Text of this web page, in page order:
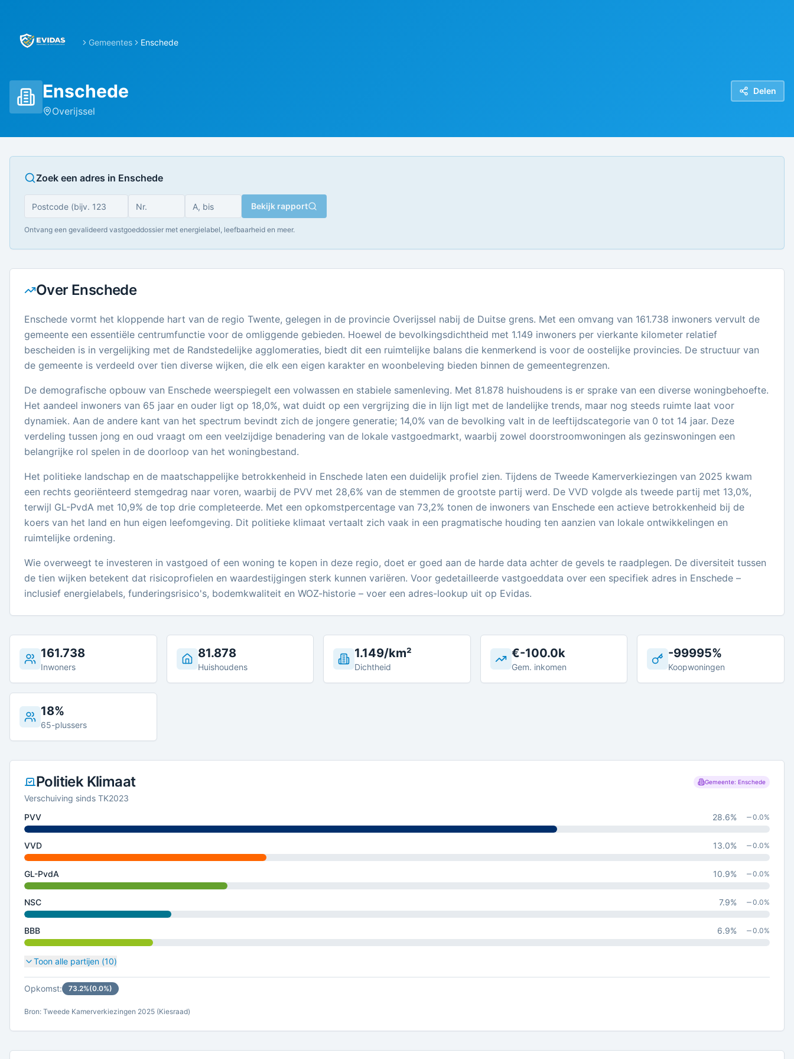
Gemeentes Enschede
Enschede
Overijssel
Delen
Zoek een adres in Enschede
Bekijk rapport
Ontvang een gevalideerd vastgoeddossier met energielabel, leefbaarheid en meer.
Over Enschede
Enschede vormt het kloppende hart van de regio Twente, gelegen in de provincie Overijssel nabij de Duitse grens. Met een omvang van 161.738 inwoners vervult de
gemeente een essentiële centrumfunctie voor de omliggende gebieden. Hoewel de bevolkingsdichtheid met 1.149 inwoners per vierkante kilometer relatief
bescheiden is in vergelijking met de Randstedelijke agglomeraties, biedt dit een ruimtelijke balans die kenmerkend is voor de oostelijke provincies. De structuur van
de gemeente is verdeeld over tien diverse wijken, die elk een eigen karakter en woonbeleving bieden binnen de gemeentegrenzen.
De demografische opbouw van Enschede weerspiegelt een volwassen en stabiele samenleving. Met 81.878 huishoudens is er sprake van een diverse woningbehoefte.
Het aandeel inwoners van 65 jaar en ouder ligt op 18,0%, wat duidt op een vergrijzing die in lijn ligt met de landelijke trends, maar nog steeds ruimte laat voor
dynamiek. Aan de andere kant van het spectrum bevindt zich de jongere generatie; 14,0% van de bevolking valt in de leeftijdscategorie van 0 tot 14 jaar. Deze
verdeling tussen jong en oud vraagt om een veelzijdige benadering van de lokale vastgoedmarkt, waarbij zowel doorstroomwoningen als gezinswoningen een
belangrijke rol spelen in de doorloop van het woningbestand.
Het politieke landschap en de maatschappelijke betrokkenheid in Enschede laten een duidelijk profiel zien. Tijdens de Tweede Kamerverkiezingen van 2025 kwam
een rechts georiënteerd stemgedrag naar voren, waarbij de PVV met 28,6% van de stemmen de grootste partij werd. De VVD volgde als tweede partij met 13,0%,
terwijl GL-PvdA met 10,9% de top drie completeerde. Met een opkomstpercentage van 73,2% tonen de inwoners van Enschede een actieve betrokkenheid bij de
koers van het land en hun eigen leefomgeving. Dit politieke klimaat vertaalt zich vaak in een pragmatische houding ten aanzien van lokale ontwikkelingen en
ruimtelijke ordening.
Wie overweegt te investeren in vastgoed of een woning te kopen in deze regio, doet er goed aan de harde data achter de gevels te raadplegen. De diversiteit tussen
de tien wijken betekent dat risicoprofielen en waardestijgingen sterk kunnen variëren. Voor gedetailleerde vastgoeddata over een specifiek adres in Enschede –
inclusief energielabels, funderingsrisico's, bodemkwaliteit en WOZ-historie – voer een adres-lookup uit op Evidas.
161.738
Inwoners
81.878
Huishoudens
1.149/km²
Dichtheid
€-100.0k
Gem. inkomen
-99995%
Koopwoningen
18%
65-plussers
Politiek Klimaat Gemeente: Enschede
Verschuiving sinds TK2023
PVV
28.6% 0.0%
VVD 13.0% 0.0%
GL-PvdA 10.9% 0.0%
NSC 7.9% 0.0%
BBB 6.9% 0.0%
Toon alle partijen (10)
Opkomst: 73.2%(0.0%)
Bron: Tweede Kamerverkiezingen 2025 (Kiesraad)